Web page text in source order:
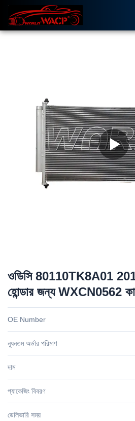
ওডিসি 80110TK8A01
হোন্ডার জন্য WXCN0562
OE Number
ন্যূনতম অর্ডার পরিমাণ
দাম
প্যাকেজিং বিবরণ
ডেলিভারি সময়